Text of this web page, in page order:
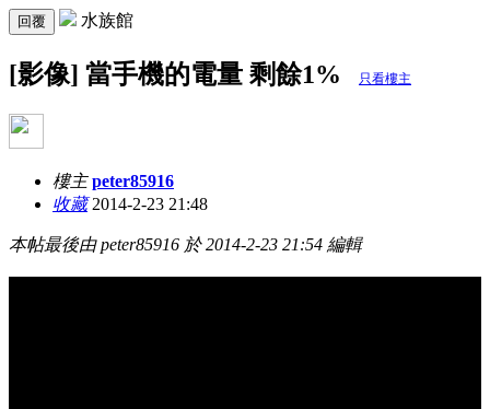
回覆 水族館
[影像] 當手機的電量 剩餘1% 只看樓主
樓主 peter85916
收藏2014-2-23 21:48
本帖最後由 peter85916 於 2014-2-23 21:54 編輯